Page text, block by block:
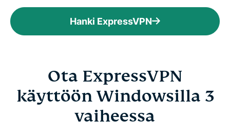
Hanki ExpressVPN
Ota ExpressVPN
käyttöön Windowsilla 3
vaiheessa